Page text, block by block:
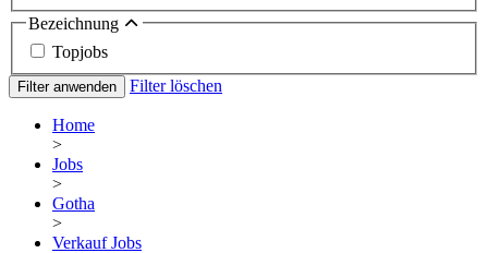
Bezeichnung
Topjobs
Filter anwenden Filter löschen
Home
>
Jobs
>
Gotha
>
Verkauf Jobs